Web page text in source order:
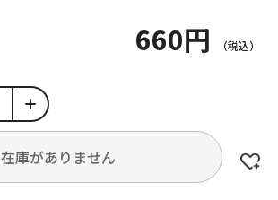
660円
在庫がありません